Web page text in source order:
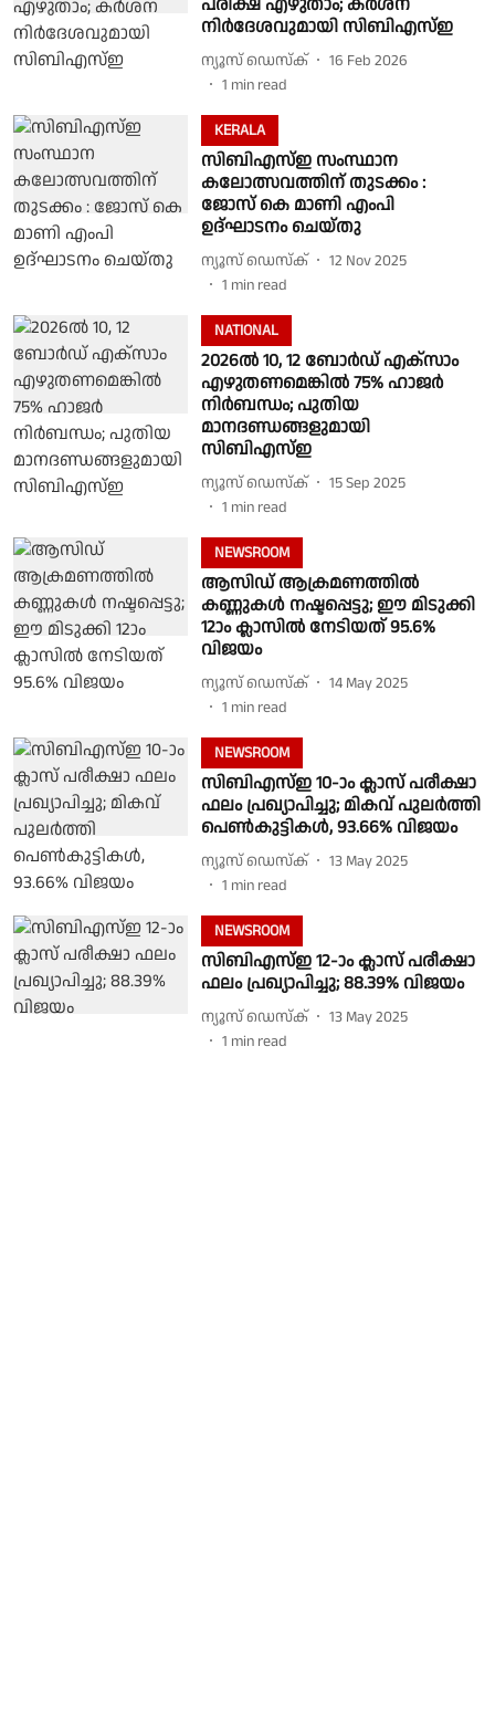
നിർദേശവുമായി സിബിഎസ്ഇ
ന്യൂസ് ഡെസ്ക്
16 Feb 2026
1 min read
KERALA
സിബിഎസ്ഇ സംസ്ഥാന
കലോത്സവത്തിന് തുടക്കം :
ജോസ് കെ മാണി എംപി
ഉദ്ഘാടനം ചെയ്തു
ന്യൂസ് ഡെസ്ക്
12 Nov 2025
1 min read
NATIONAL
2026ല്‍ 10, 12 ബോർഡ് എക്സാം
എഴുതണമെങ്കില്‍ 75% ഹാജർ
നിർബന്ധം; പുതിയ
മാനദണ്ഡങ്ങളുമായി
സിബിഎസ്‌ഇ
ന്യൂസ് ഡെസ്ക്
15 Sep 2025
1 min read
NEWSROOM
ആസിഡ് ആക്രമണത്തില്‍
കണ്ണുകള്‍ നഷ്ടപ്പെട്ടു; ഈ മിടുക്കി
12ാം ക്ലാസില്‍ നേടിയത് 95.6%
വിജയം
ന്യൂസ് ഡെസ്ക്
14 May 2025
1 min read
NEWSROOM
സിബിഎസ്ഇ 10-ാം ക്ലാസ് പരീക്ഷാ
ഫലം പ്രഖ്യാപിച്ചു; മികവ് പുലർത്തി
പെണ്‍കുട്ടികള്‍, 93.66% വിജയം
ന്യൂസ് ഡെസ്ക്
13 May 2025
1 min read
NEWSROOM
സിബിഎസ്ഇ 12-ാം ക്ലാസ് പരീക്ഷാ
ഫലം പ്രഖ്യാപിച്ചു; 88.39% വിജയം
ന്യൂസ് ഡെസ്ക്
13 May 2025
1 min read